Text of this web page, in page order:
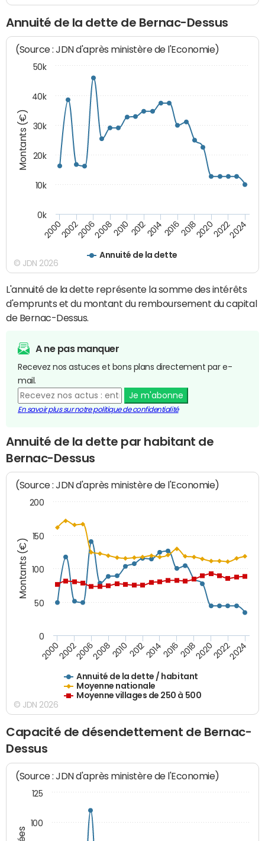
Annuité de la dette de Bernac-Dessus
Montants (€)
(Source : JDN d'après ministère de l'Economie)
Annuité de la dette
20002002200620082010 2012201420162018202020222024
0k
10k
20k
30k
40k
50k
© JDN 2026
L'annuité de la dette représente la somme des intérêts
d'emprunts et du montant du remboursement du capital
de Bernac-Dessus.
A ne pas manquer
Recevez nos astuces et bons plans directement par e-
mail.
Je m'abonne
En savoir plus sur notre politique de confidentialité
Annuité de la dette par habitant de
Bernac-Dessus
Montants (€)
(Source : JDN d'après ministère de l'Economie)
Annuité de la dette / habitant
Moyenne nationale
Moyenne villages de 250 à 500
200020022006200820102012201420162018202020222024
0
50
100
150
200
© JDN 2026
Capacité de désendettement de Bernac-
Dessus
(Source : JDN d'après ministère de l'Economie)
100
125